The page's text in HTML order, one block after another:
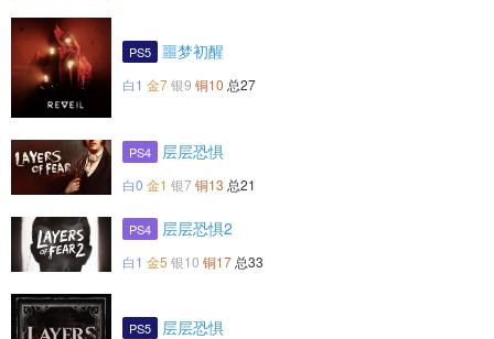
PS5 噩梦初醒
白1 金7银9 铜10 总27
PS4 层层恐惧
白0 金1 银7 铜13 总21
PS4 层层恐惧2
白1 金5 银10 铜17 总33
PS5 层层恐惧